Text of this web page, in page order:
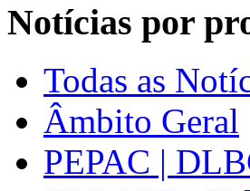
Notícias por
Todas as
Âmbito Geral
PEPAC |